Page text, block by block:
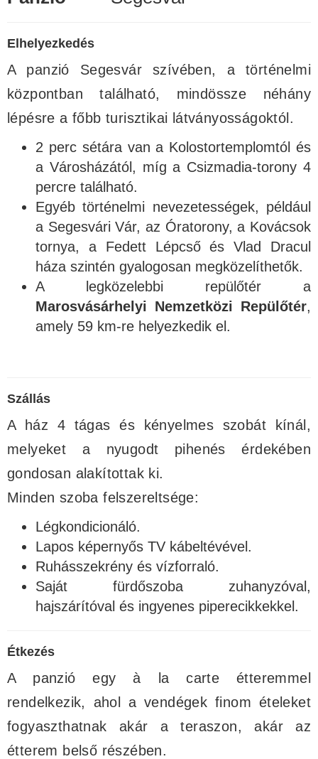
Elhelyezkedés
A panzió Segesvár szívében, a történelmi
központban található, mindössze néhány
lépésre a főbb turisztikai látványosságoktól.
2 perc sétára van a Kolostortemplomtól és
a Városházától, míg a Csizmadia-torony 4
percre található.
Egyéb történelmi nevezetességek, például
a Segesvári Vár, az Óratorony, a Kovácsok
tornya, a Fedett Lépcső és Vlad Dracul
háza szintén gyalogosan megközelíthetők.
A legközelebbi repülőtér a
Marosvásárhelyi Nemzetközi Repülőtér,
amely 59 km-re helyezkedik el.
Szállás
A ház 4 tágas és kényelmes szobát kínál,
melyeket a nyugodt pihenés érdekében
gondosan alakítottak ki.
Minden szoba felszereltsége:
Légkondicionáló.
Lapos képernyős TV kábeltévével.
Ruhásszekrény és vízforraló.
Saját fürdőszoba zuhanyzóval,
hajszárítóval és ingyenes piperecikkekkel.
Étkezés
A panzió egy à la carte étteremmel
rendelkezik, ahol a vendégek finom ételeket
fogyaszthatnak akár a teraszon, akár az
étterem belső részében.